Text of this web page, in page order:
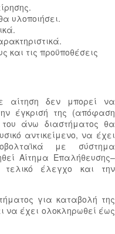
υλοποιήσει.
και τις προϋποθέσεις
αίτηση δεν μπορεί να
έγκρισή της (απόφαση
άνω διαστήματος θα
αντικείμενο, να έχει
με σύστημα
Αίτημα Επαλήθευσης–
τελικό έλεγχο και την
για καταβολή της
να έχει ολοκληρωθεί έως